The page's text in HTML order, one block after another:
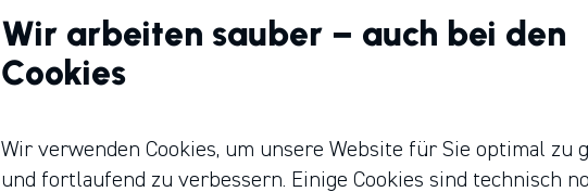
Schnell gefunden
Ausbildung
Wir arbeiten sauber – auch bei den
Cookies
Wir verwenden Cookies, um unsere Website für Sie optimal zu
und fortlaufend zu verbessern. Einige Cookies sind technisch